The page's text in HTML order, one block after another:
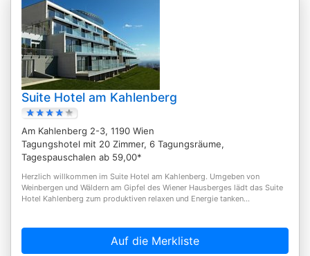
Suite Hotel am Kahlenberg
Am Kahlenberg 2-3, 1190 Wien
Tagungshotel mit 20 Zimmer, 6 Tagungsräume,
Tagespauschalen ab 59,00*
Herzlich willkommen im Suite Hotel am Kahlenberg. Umgeben von
Weinbergen und Wäldern am Gipfel des Wiener Hausberges lädt das Suite
Hotel Kahlenberg zum produktiven relaxen und Energie tanken...
Auf die Merkliste